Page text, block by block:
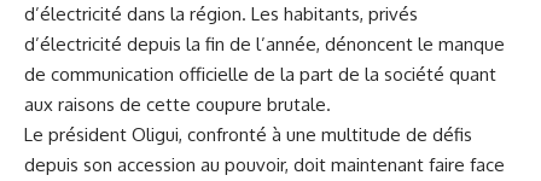
d’électricité dans la région. Les habitants, privés
d’électricité depuis la fin de l’année, dénoncent le manque
de communication officielle de la part de la société quant
aux raisons de cette coupure brutale.
Le président Oligui, confronté à une multitude de défis
depuis son accession au pouvoir, doit maintenant faire face